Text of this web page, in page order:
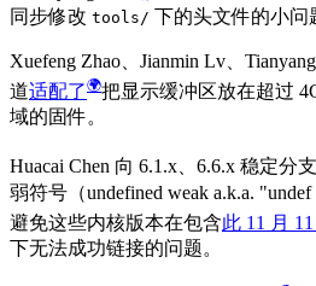
同步修改 tools/ 下的头文件的小问
Xuefeng Zhao、Jianmin Lv、
道适配了
把显示缓冲区放在超过
域的固件。
Huacai Chen 向 6.1.x、6.6.x 稳定分支
弱符号（undefined weak a.k.a.
避免这些内核版本在包含此 11 月
下无法成功链接的问题。